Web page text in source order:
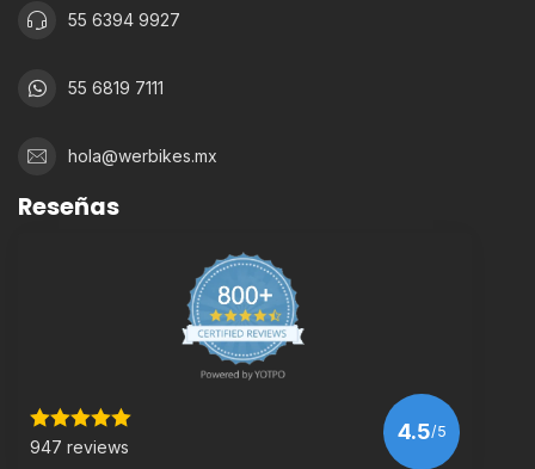
55 6394 9927
55 6819 7111
hola@werbikes.mx
Reseñas
947 reviews
4.5/5